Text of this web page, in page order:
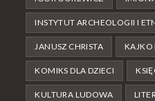
INSTYTUT ARCHEOLOGII I
JANUSZ CHRISTA KAJKO
KOMIKS DLA DZIECI
KULTURA LUDOWA